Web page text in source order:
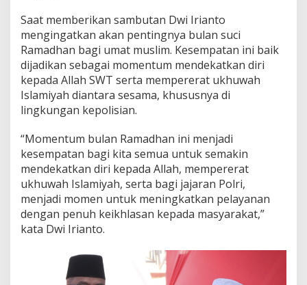
Saat memberikan sambutan Dwi Irianto
mengingatkan akan pentingnya bulan suci
Ramadhan bagi umat muslim. Kesempatan ini baik
dijadikan sebagai momentum mendekatkan diri
kepada Allah SWT serta mempererat ukhuwah
Islamiyah diantara sesama, khususnya di
lingkungan kepolisian.
“Momentum bulan Ramadhan ini menjadi
kesempatan bagi kita semua untuk semakin
mendekatkan diri kepada Allah, mempererat
ukhuwah Islamiyah, serta bagi jajaran Polri,
menjadi momen untuk meningkatkan pelayanan
dengan penuh keikhlasan kepada masyarakat,”
kata Dwi Irianto.